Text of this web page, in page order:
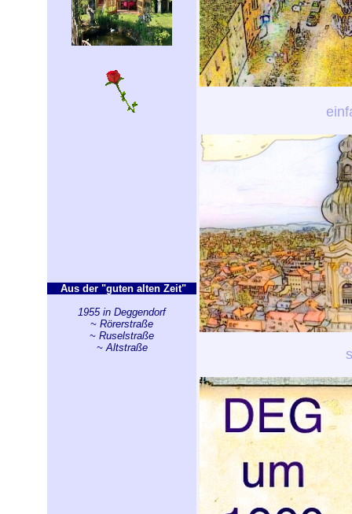
Aus der "guten alten Zeit"
1955 in Deggendorf
~ Rörerstraße
~ Ruselstraße
~ Altstraße